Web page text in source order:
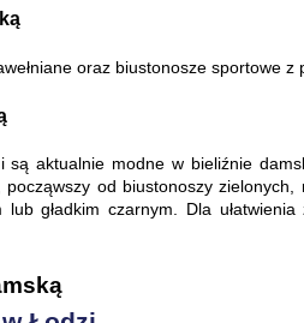
oraz biustonosze sportowe z
aktualnie modne w bieliźnie
od biustonoszy zielonych,
gładkim czarnym. Dla